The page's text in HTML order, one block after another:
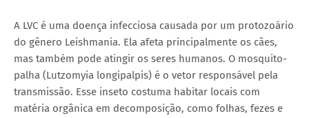
A LVC é uma doença infecciosa causada por um protozoário
do gênero Leishmania. Ela afeta principalmente os cães,
mas também pode atingir os seres humanos. O mosquito-
palha (Lutzomyia longipalpis) é o vetor responsável pela
transmissão. Esse inseto costuma habitar locais com
matéria orgânica em decomposição, como folhas, fezes e